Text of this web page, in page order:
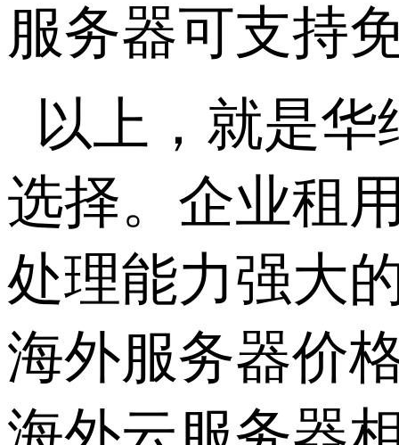
服务器可支持
以上，就是
选择。企业租
处理能力强大
海外服务器价